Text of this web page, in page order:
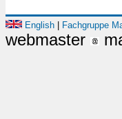
English Fachgruppe
webmaster